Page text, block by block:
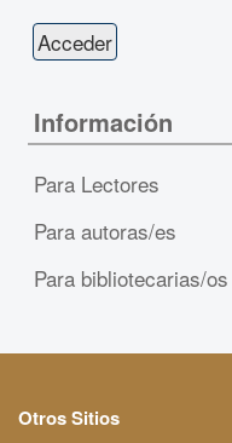
Información
Para Lectores
Para autoras/es
Para bibliotecarias/os
Otros Sitios